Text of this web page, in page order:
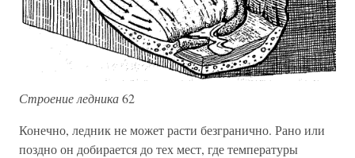
Строение ледника62
Конечно, ледник не может расти безгранично. Рано или
поздно он добирается до тех мест, где температуры